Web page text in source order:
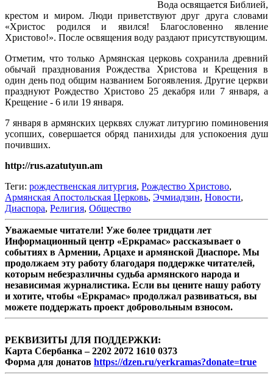
Вода освящается Библией,
крестом и миром. Люди приветствуют друг друга словами
«Христос родился и явился! Благословенно явление
Христово!». После освящения воду раздают присутствующим.
Отметим, что только Армянская церковь сохранила древний
обычай празднования Рождества Христова и Крещения в
один день под общим названием Богоявления. Другие церкви
празднуют Рождество Христово 25 декабря или 7 января, а
Крещение - 6 или 19 января.
7 января в армянских церквях служат литургию поминовения
усопших, совершается обряд панихиды для успокоения душ
почивших.
http://rus.azatutyun.am
Теги: рождественская литургия, Рождество Христово,
Армянская Апостольская Церковь, Эчмиадзин, Новости,
Диаспора, Религия, Общество
Уважаемые читатели! Уже более тридцати лет
Информационный центр «Еркрамас» рассказывает о
событиях в Армении, Арцахе и армянской Диаспоре. Мы
продолжаем эту работу благодаря поддержке читателей,
которым небезразличны судьба армянского народа и
независимая журналистика. Если вы цените нашу работу
и хотите, чтобы «Еркрамас» продолжал развиваться, вы
можете поддержать проект добровольным взносом.
РЕКВИЗИТЫ ДЛЯ ПОДДЕРЖКИ:
Карта Сбербанка – 2202 2072 1610 0373
Форма для донатов https://dzen.ru/yerkramas?donate=true